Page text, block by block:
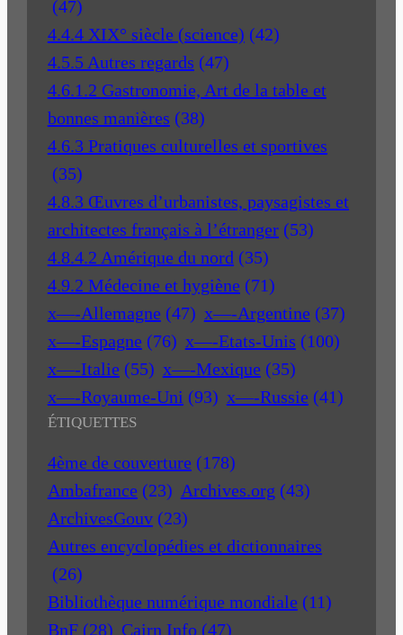
(47)
4.4.4 XIX° siècle (science) (42)
4.5.5 Autres regards (47)
4.6.1.2 Gastronomie, Art de la table et
bonnes manières (38)
4.6.3 Pratiques culturelles et sportives
(35)
4.8.3 Œuvres d’urbanistes, paysagistes et
architectes français à l’étranger (53)
4.8.4.2 Amérique du nord (35)
4.9.2 Médecine et hygiène (71)
x—-Allemagne (47) x—-Argentine (37)
x—-Espagne (76) x—-Etats-Unis (100)
x—-Italie (55) x—-Mexique (35)
x—-Royaume-Uni (93) x—-Russie (41)
ÉTIQUETTES
4ème de couverture (178)
Ambafrance (23) Archives.org (43)
ArchivesGouv (23)
Autres encyclopédies et dictionnaires
(26)
Bibliothèque numérique mondiale (11)
BnF (28) Cairn Info (47)